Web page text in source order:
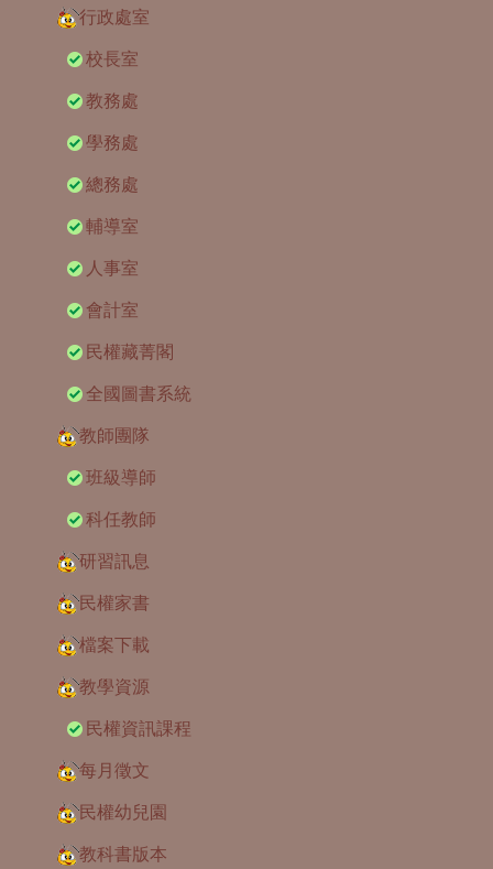
行政處室
校長室
教務處
學務處
總務處
輔導室
人事室
會計室
民權藏菁閣
全國圖書系統
教師團隊
班級導師
科任教師
研習訊息
民權家書
檔案下載
教學資源
民權資訊課程
每月徵文
民權幼兒園
教科書版本